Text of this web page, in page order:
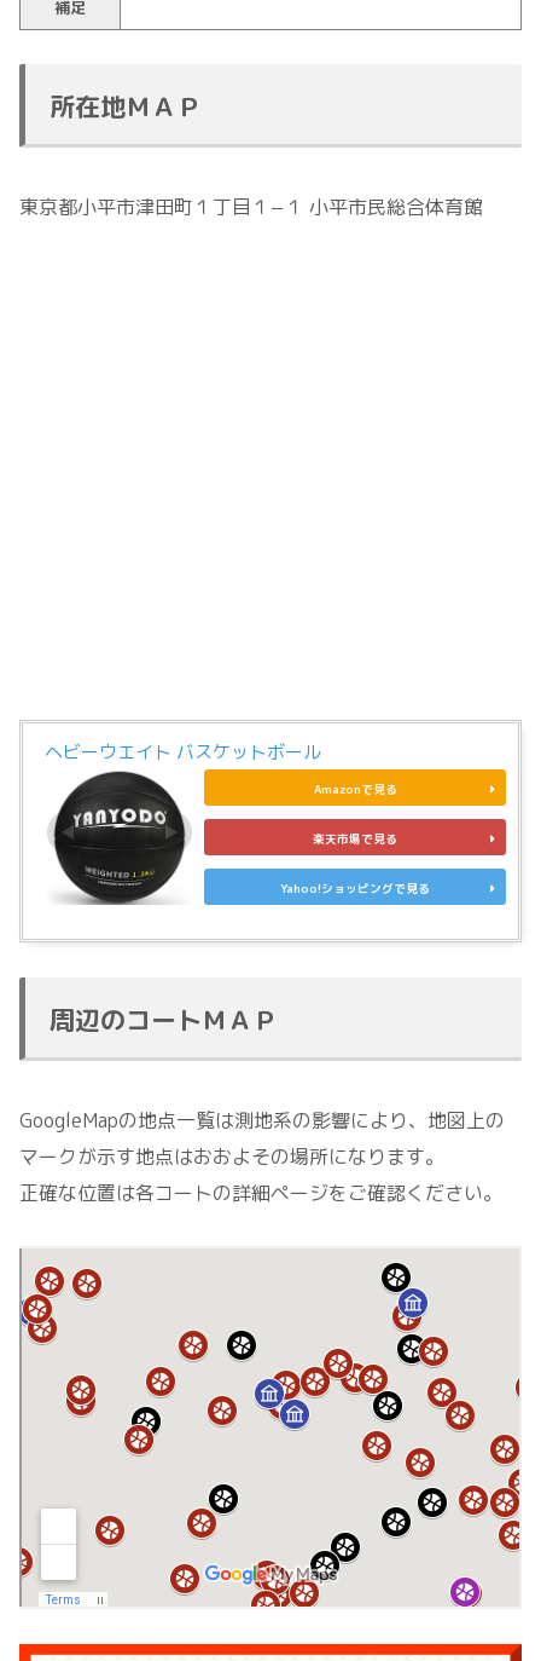
補足
所在地ＭＡＰ
東京都小平市津田町１丁目１−１ 小平市民総合体育館
ヘビーウエイト バスケットボール
Amazonで見る
楽天市場で見る
Yahoo!ショッピングで見る
周辺のコートＭＡＰ
GoogleMapの地点一覧は測地系の影響により、地図上の
マークが示す地点はおおよその場所になります。
正確な位置は各コートの詳細ページをご確認ください。